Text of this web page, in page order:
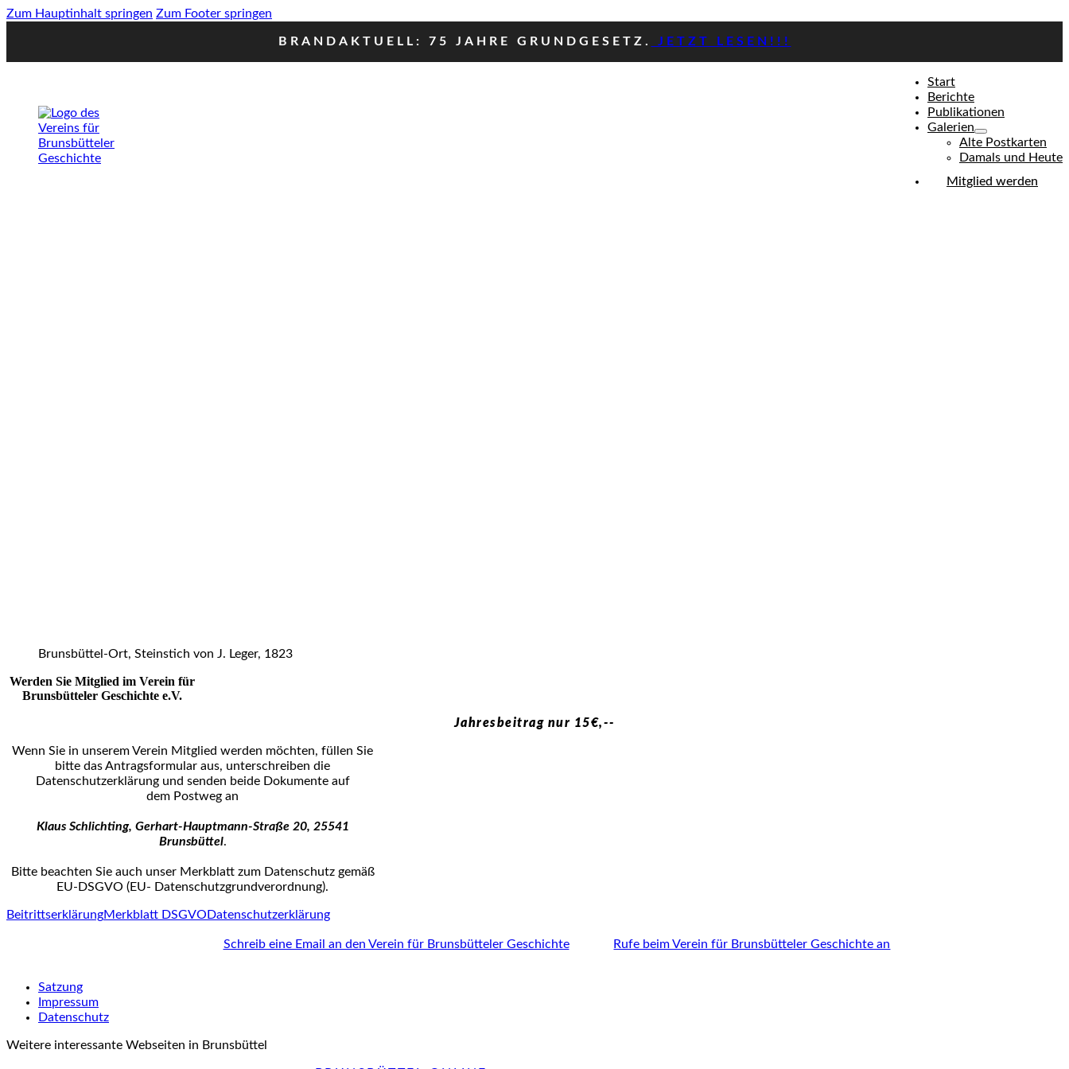
Zum Hauptinhalt springen Zum Footer springen
BRANDAKTUELL: 75 JAHRE GRUNDGESETZ. JETZT LESEN!!!
Start
Berichte
Publikationen
Galerien
Alte Postkarten
Damals und Heute
Mitglied werden
Brunsbüttel-Ort, Steinstich von J. Leger, 1823
Werden Sie Mitglied im Verein für
Brunsbütteler Geschichte e.V.
Jahresbeitrag nur 15€,--
Wenn Sie in unserem Verein Mitglied werden möchten, füllen Sie
bitte das Antrags­formular aus, unterschreiben die
Datenschutzerklärung und senden beide Dokumente auf
dem Postweg an
Klaus Schlichting, Gerhart-Hauptmann-Straße 20, 25541
Brunsbüttel.
Bitte beachten Sie auch unser Merkblatt zum Datenschutz gemäß
EU-DSGVO (EU- Datenschutz­grundverordnung).
BeitrittserklärungMerkblatt DSGVO Datenschutzerklärung
Schreib eine Email an den Verein für Brunsbütteler Geschichte Rufe beim Verein für Brunsbütteler Geschichte an
Satzung
Impressum
Datenschutz
Weitere interessante Webseiten in Brunsbüttel